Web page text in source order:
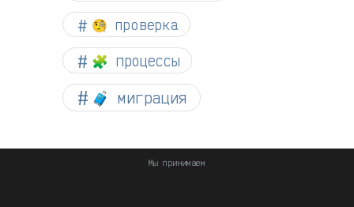
🧐 проверка
🧩 процессы
🧳 миграция
Мы принимаем